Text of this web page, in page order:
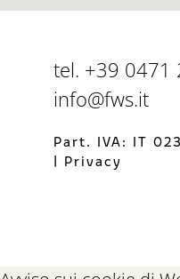
tel. +39 0471
info@fws.it
Part. IVA: IT
| Privacy